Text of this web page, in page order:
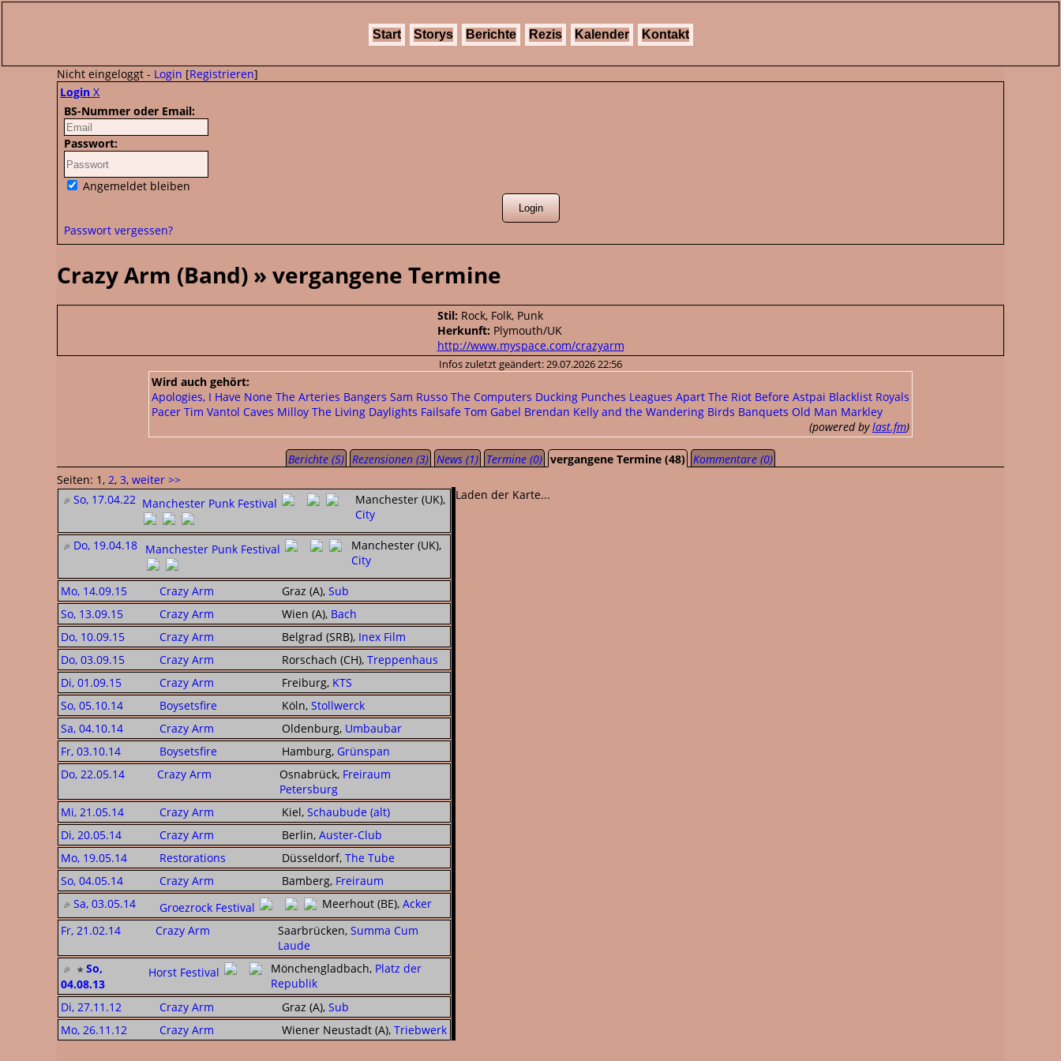
Start Storys Berichte Rezis Kalender Kontakt
Nicht eingeloggt - Login [Registrieren]
Login X
BS-Nummer oder Email:
Passwort:
Angemeldet bleiben
Passwort vergessen?
Crazy Arm (Band) » vergangene Termine
Stil: Rock, Folk, Punk
Herkunft: Plymouth/UK
http://www.myspace.com/crazyarm
Infos zuletzt geändert: 29.07.2026 22:56
Wird auch gehört:
Apologies, I Have None The Arteries Bangers Sam Russo The Computers Ducking Punches Leagues Apart The Riot Before Astpai Blacklist Royals
Pacer Tim Vantol Caves Milloy The Living Daylights Failsafe Tom Gabel Brendan Kelly and the Wandering Birds Banquets Old Man Markley
(powered bylast.fm)
Berichte (5) Rezensionen (3) News (1) Termine (0) vergangene Termine (48) Kommentare (0)
Seiten: 1, 2, 3, weiter >>
So, 17.04.22 Manchester Punk Festival
Manchester (UK),
City
Do, 19.04.18 Manchester Punk Festival
Manchester (UK),
City
Mo, 14.09.15 Crazy Arm Graz (A), Sub
So, 13.09.15
Crazy Arm Wien (A), Bach
Do, 10.09.15
Crazy Arm Belgrad (SRB), Inex Film
Do, 03.09.15
Crazy Arm Rorschach (CH), Treppenhaus
Di, 01.09.15
Crazy Arm Freiburg, KTS
So, 05.10.14
Boysetsfire Köln, Stollwerck
Sa, 04.10.14
Crazy Arm Oldenburg, Umbaubar
Fr, 03.10.14
Boysetsfire Hamburg, Grünspan
Do, 22.05.14
Crazy Arm Osnabrück, Freiraum
Petersburg
Mi, 21.05.14
Crazy Arm Kiel, Schaubude (alt)
Di, 20.05.14
Crazy Arm Berlin, Auster-Club
Mo, 19.05.14
Restorations Düsseldorf, The Tube
So, 04.05.14
Crazy Arm Bamberg, Freiraum
Sa, 03.05.14
Groezrock Festival Meerhout (BE), Acker
Fr, 21.02.14
Crazy Arm Saarbrücken,Summa Cum
Laude
So,
04.08.13
Horst Festival Mönchengladbach, Platz der
Republik
Di, 27.11.12
Crazy Arm Graz (A), Sub
Mo, 26.11.12
Crazy Arm Wiener Neustadt (A), Triebwerk
Laden der Karte...